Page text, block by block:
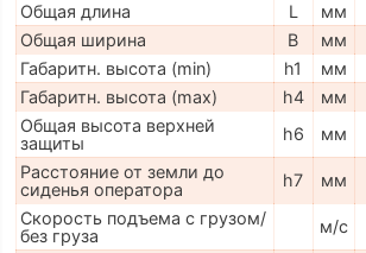
Общая длина
L мм
Общая ширина
B мм
Габаритн. высота (min)
h1 мм
Габаритн. высота (max)
h4 мм
Общая высота верхней
защиты
h6 мм
Расстояние от земли до
сиденья оператора
h7 мм
Скорость подъема с грузом/
без груза
м/с